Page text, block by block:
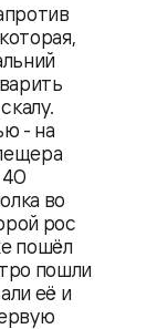
- на
40
во
рос
пошёл
пошли
её и